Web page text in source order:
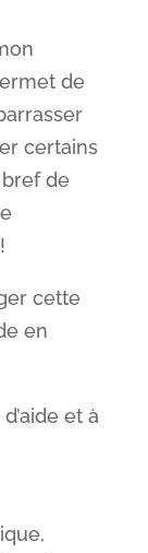
de
certains
de
cette
en
et à